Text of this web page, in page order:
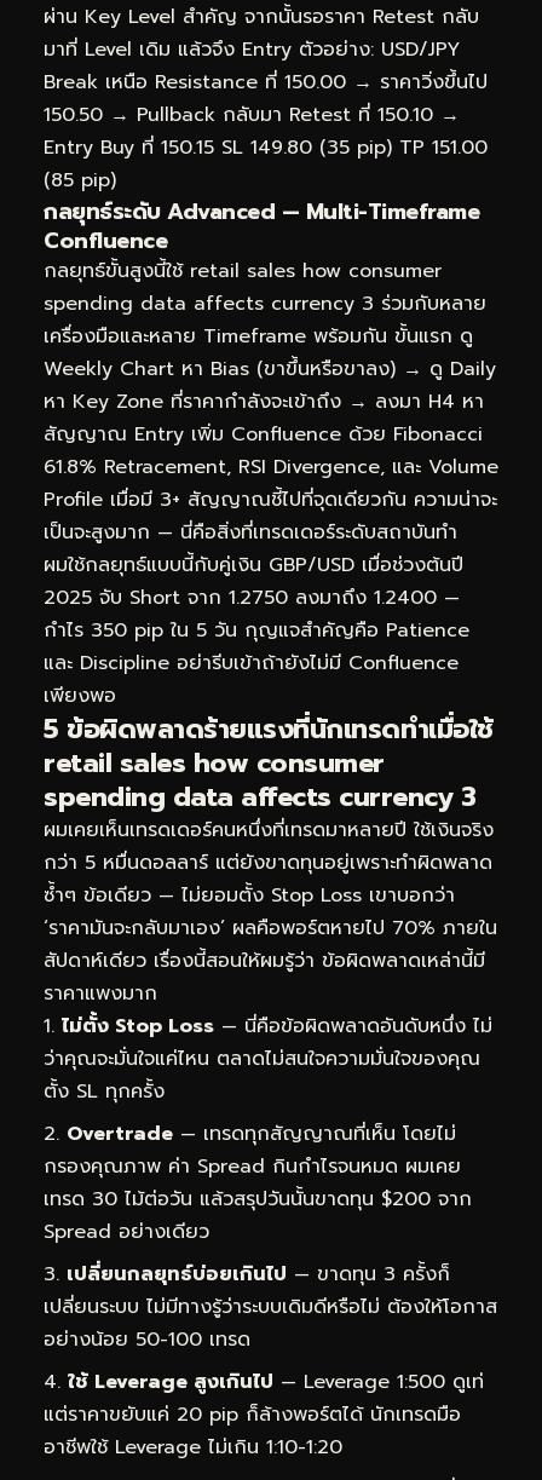
ผ่าน Key Level สำคัญ จากนั้นรอราคา Retest กลับ
มาที่ Level เดิม แล้วจึง Entry ตัวอย่าง: USD/JPY
Break เหนือ Resistance ที่ 150.00 → ราคาวิ่งขึ้นไป
150.50 → Pullback กลับมา Retest ที่ 150.10 →
Entry Buy ที่ 150.15 SL 149.80 (35 pip) TP 151.00
(85 pip)
กลยุทธ์ระดับ Advanced — Multi-Timeframe
Confluence
กลยุทธ์ขั้นสูงนี้ใช้ retail sales how consumer
spending data affects currency 3 ร่วมกับหลาย
เครื่องมือและหลาย Timeframe พร้อมกัน ขั้นแรก ดู
Weekly Chart หา Bias (ขาขึ้นหรือขาลง) → ดู Daily
หา Key Zone ที่ราคากำลังจะเข้าถึง → ลงมา H4 หา
สัญญาณ Entry เพิ่ม Confluence ด้วย Fibonacci
61.8% Retracement, RSI Divergence, และ Volume
Profile เมื่อมี 3+ สัญญาณชี้ไปที่จุดเดียวกัน ความน่าจะ
เป็นจะสูงมาก — นี่คือสิ่งที่เทรดเดอร์ระดับสถาบันทำ
ผมใช้กลยุทธ์แบบนี้กับคู่เงิน GBP/USD เมื่อช่วงต้นปี
2025 จับ Short จาก 1.2750 ลงมาถึง 1.2400 —
กำไร 350 pip ใน 5 วัน กุญแจสำคัญคือ Patience
และ Discipline อย่ารีบเข้าถ้ายังไม่มี Confluence
เพียงพอ
5 ข้อผิดพลาดร้ายแรงที่นักเทรดทำเมื่อใช้
retail sales how consumer
spending data affects currency 3
ผมเคยเห็นเทรดเดอร์คนหนึ่งที่เทรดมาหลายปี ใช้เงินจริง
กว่า 5 หมื่นดอลลาร์ แต่ยังขาดทุนอยู่เพราะทำผิดพลาด
ซ้ำๆ ข้อเดียว — ไม่ยอมตั้ง Stop Loss เขาบอกว่า
‘ราคามันจะกลับมาเอง’ ผลคือพอร์ตหายไป 70% ภายใน
สัปดาห์เดียว เรื่องนี้สอนให้ผมรู้ว่า ข้อผิดพลาดเหล่านี้มี
ราคาแพงมาก
ไม่ตั้ง Stop Loss — นี่คือข้อผิดพลาดอันดับหนึ่ง ไม่
ว่าคุณจะมั่นใจแค่ไหน ตลาดไม่สนใจความมั่นใจของคุณ
ตั้ง SL ทุกครั้ง
Overtrade — เทรดทุกสัญญาณที่เห็น โดยไม่
กรองคุณภาพ ค่า Spread กินกำไรจนหมด ผมเคย
เทรด 30 ไม้ต่อวัน แล้วสรุปวันนั้นขาดทุน $200 จาก
Spread อย่างเดียว
เปลี่ยนกลยุทธ์บ่อยเกินไป — ขาดทุน 3 ครั้งก็
เปลี่ยนระบบ ไม่มีทางรู้ว่าระบบเดิมดีหรือไม่ ต้องให้โอกาส
อย่างน้อย 50-100 เทรด
ใช้ Leverage สูงเกินไป — Leverage 1:500 ดูเท่
แต่ราคาขยับแค่ 20 pip ก็ล้างพอร์ตได้ นักเทรดมือ
อาชีพใช้ Leverage ไม่เกิน 1:10-1:20